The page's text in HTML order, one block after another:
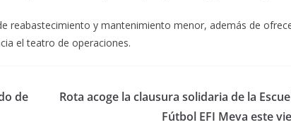
reabastecimiento y mantenimiento menor, además de
el teatro de operaciones.
de
Rota acoge la clausura solidaria de la
Fútbol EFI Meva este